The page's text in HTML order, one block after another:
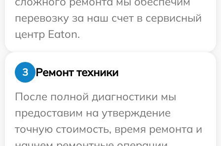
перевозку за наш счет в сервисный
центр Eaton.
3
Ремонт техники
После полной диагностики мы
предоставим на утверждение
точную стоимость, время ремонта и